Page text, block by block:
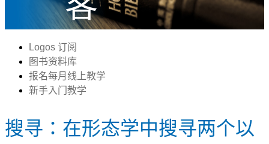
Logos 订阅
图书资料库
报名每月线上教学
新手入门教学
搜寻：在形态学中搜寻两个以